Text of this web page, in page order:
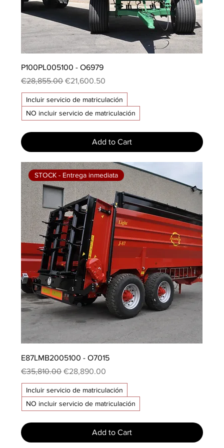
P100PL005100 - O6979
Regular Price
€28,855.00 Sale Price
€21,600.50
Incluir servicio de matriculación
NO incluir servicio de matriculación
Add to Cart
STOCK - Entrega inmediata
E87LMB2005100 - O7015
Regular Price
€35,810.00 Sale Price
€28,890.00
Incluir servicio de matriculación
NO incluir servicio de matriculación
Add to Cart